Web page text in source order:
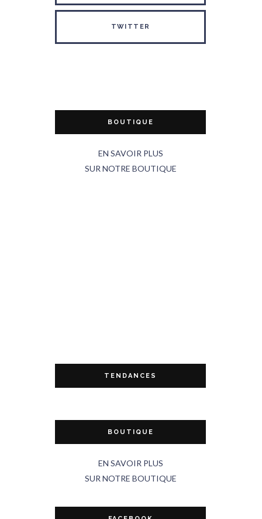
TWITTER
BOUTIQUE
EN SAVOIR PLUS
SUR NOTRE BOUTIQUE
TENDANCES
BOUTIQUE
EN SAVOIR PLUS
SUR NOTRE BOUTIQUE